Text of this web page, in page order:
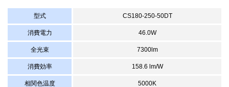
型式 CS180-250-50DT
消費電力 46.0W
全光束 7300lm
消費効率 158.6 lm/W
相関色温度 5000K